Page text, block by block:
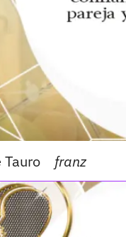
Tauro franz